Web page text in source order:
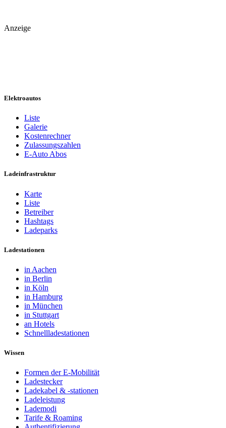
Anzeige
Elektroautos
Liste
Galerie
Kostenrechner
Zulassungszahlen
E-Auto Abos
Ladeinfrastruktur
Karte
Liste
Betreiber
Hashtags
Ladeparks
Ladestationen
in Aachen
in Berlin
in Köln
in Hamburg
in München
in Stuttgart
an Hotels
Schnellladestationen
Wissen
Formen der E-Mobilität
Ladestecker
Ladekabel & -stationen
Ladeleistung
Lademodi
Tarife & Roaming